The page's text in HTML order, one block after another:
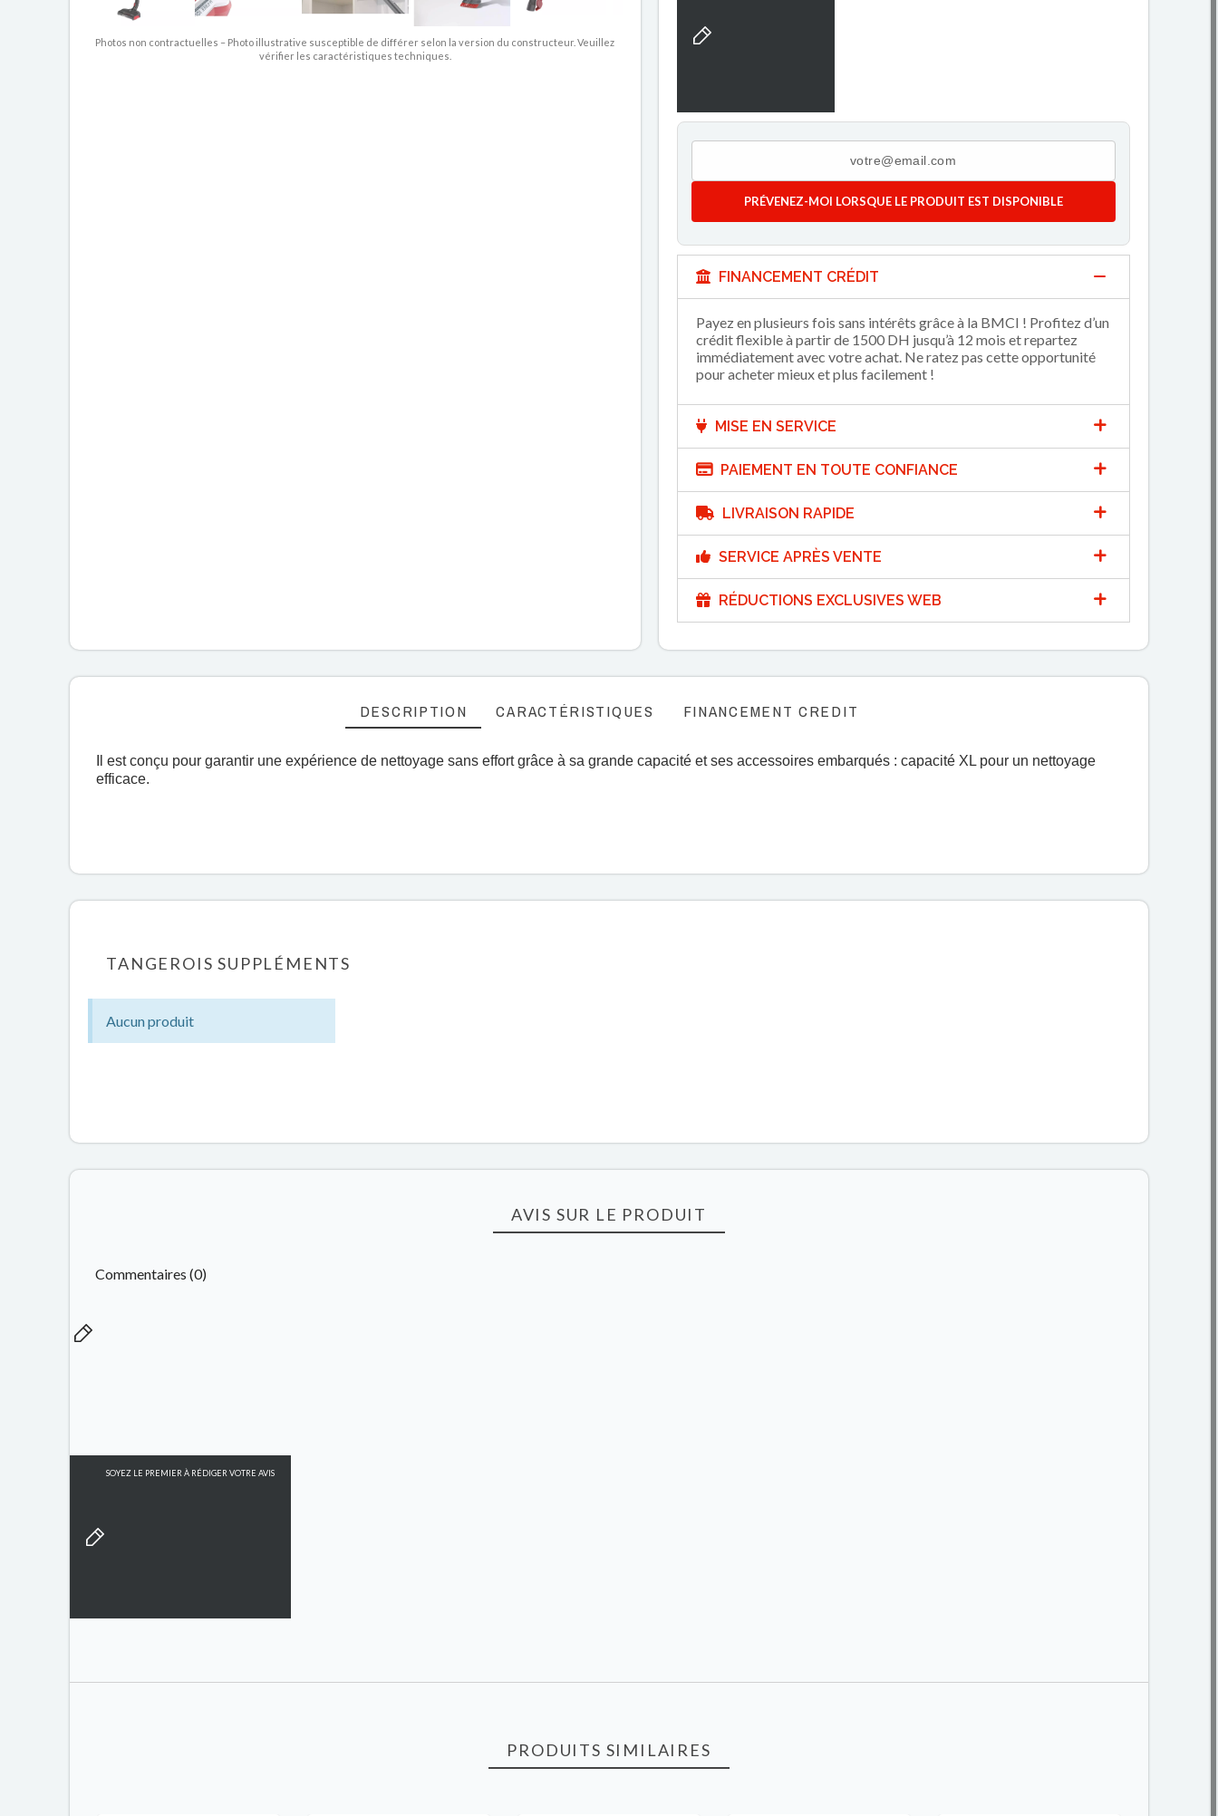
Photos non contractuelles – Photo illustrative susceptible de différer selon la version du constructeur. Veuillez
vérifier les caractéristiques techniques.
PRÉVENEZ-MOI LORSQUE LE PRODUIT EST DISPONIBLE
FINANCEMENT CRÉDIT
Payez en plusieurs fois sans intérêts grâce à la BMCI ! Profitez d’un
crédit flexible à partir de 1500 DH jusqu’à 12 mois et repartez
immédiatement avec votre achat. Ne ratez pas cette opportunité
pour acheter mieux et plus facilement !
MISE EN SERVICE
PAIEMENT EN TOUTE CONFIANCE
LIVRAISON RAPIDE
SERVICE APRÈS VENTE
RÉDUCTIONS EXCLUSIVES WEB
DESCRIPTION CARACTÉRISTIQUES FINANCEMENT CREDIT
Il est conçu pour garantir une expérience de nettoyage sans effort grâce à sa grande capacité et ses accessoires embarqués : capacité XL pour un nettoyage
efficace.
TANGEROIS SUPPLÉMENTS
Aucun produit
AVIS SUR LE PRODUIT
Commentaires (0)
SOYEZ LE PREMIER À RÉDIGER VOTRE AVIS
PRODUITS SIMILAIRES